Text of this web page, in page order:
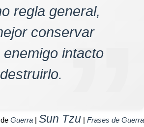
regla general,
conservar
enemigo intacto
Guerra | Sun Tzu | Frases de Guerra